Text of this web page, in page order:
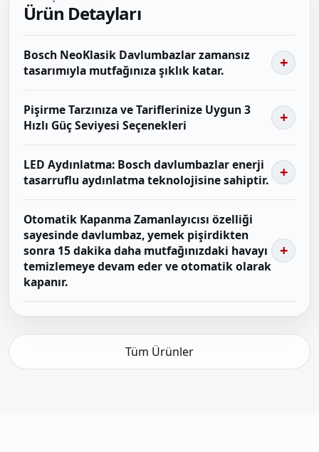
Ürün Detayları
Bosch NeoKlasik Davlumbazlar zamansız
tasarımıyla mutfağınıza şıklık katar.
Pişirme Tarzınıza ve Tariflerinize Uygun 3
Hızlı Güç Seviyesi Seçenekleri
LED Aydınlatma: Bosch davlumbazlar enerji
tasarruflu aydınlatma teknolojisine sahiptir.
Otomatik Kapanma Zamanlayıcısı özelliği
sayesinde davlumbaz, yemek pişirdikten
sonra 15 dakika daha mutfağınızdaki havayı
temizlemeye devam eder ve otomatik olarak
kapanır.
Tüm Ürünler